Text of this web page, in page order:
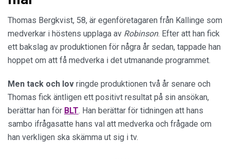
Thomas Bergkvist, 58, är egenföretagaren från Kallinge som
medverkar i höstens upplaga av Robinson. Efter att han fick
ett bakslag av produktionen för några år sedan, tappade han
hoppet om att få medverka i det utmanande programmet.
Men tack och lov ringde produktionen två år senare och
Thomas fick äntligen ett positivt resultat på sin ansökan,
berättar han för BLT. Han berättar för tidningen att hans
sambo ifrågasatte hans val att medverka och frågade om
han verkligen ska skämma ut sig i tv.